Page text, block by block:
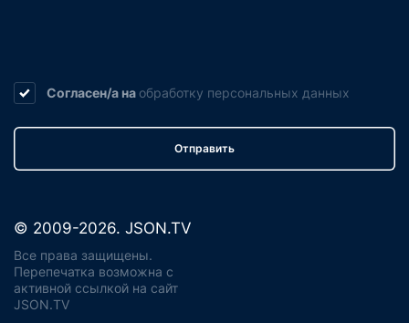
Согласен/а на обработку персональных данных
Отправить
© 2009-2026. JSON.TV
Все права защищены.
Перепечатка возможна с
активной ссылкой на сайт
JSON.TV